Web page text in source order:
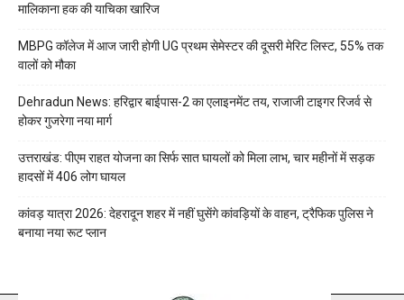
मालिकाना हक की याचिका खारिज
MBPG कॉलेज में आज जारी होगी UG प्रथम सेमेस्टर की दूसरी मेरिट लिस्ट, 55% तक
वालों को मौका
Dehradun News: हरिद्वार बाईपास-2 का एलाइनमेंट तय, राजाजी टाइगर रिजर्व से
होकर गुजरेगा नया मार्ग
उत्तराखंड: पीएम राहत योजना का सिर्फ सात घायलों को मिला लाभ, चार महीनों में सड़क
हादसों में 406 लोग घायल
कांवड़ यात्रा 2026: देहरादून शहर में नहीं घुसेंगे कांवड़ियों के वाहन, ट्रैफिक पुलिस ने
बनाया नया रूट प्लान